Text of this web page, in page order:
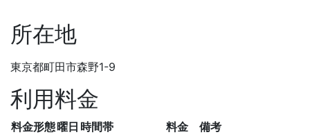
所在地
東京都町田市森野1-9
利用料金
料金形態曜日 時間帯 料金 備考